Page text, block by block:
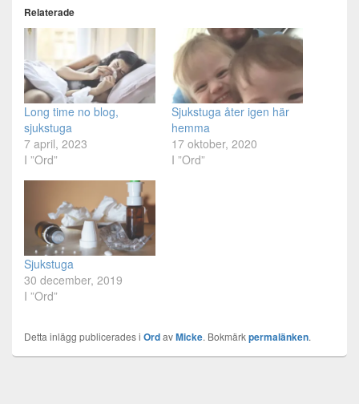
Relaterade
Long time no blog,
sjukstuga
7 april, 2023
I ”Ord”
Sjukstuga åter igen här
hemma
17 oktober, 2020
I ”Ord”
Sjukstuga
30 december, 2019
I ”Ord”
Detta inlägg publicerades i OrdavMicke. Bokmärkpermalänken.